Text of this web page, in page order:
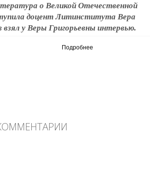
о Великой Отечественной
доцент Литинститута Вера
у Веры Григорьевны интервью.
Подробнее